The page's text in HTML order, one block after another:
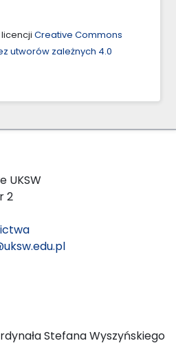
Creative Commons
utworów zależnych 4.0
UKSW
2
Stefana Wyszyńskiego